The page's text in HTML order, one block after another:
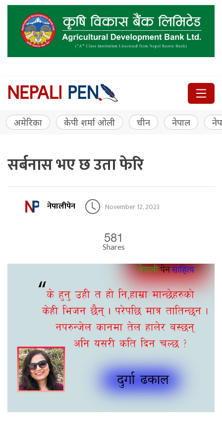
अमेरिका केपी शर्मा ओली चीन नेपाल
सर्बनास भए छ उता फेरि
नेपालीपेन November 12, 2023
581
Shares